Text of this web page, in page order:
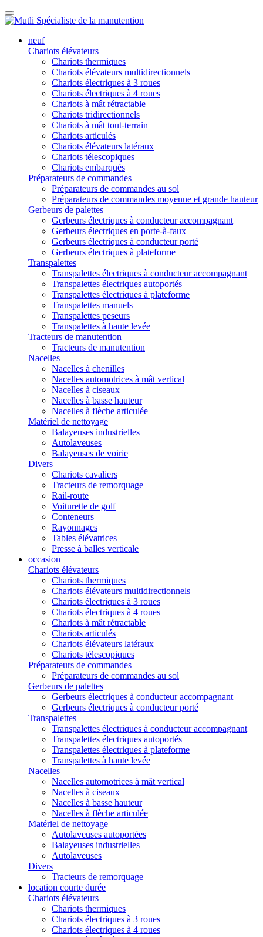
neuf
Chariots élévateurs
Chariots thermiques
Chariots élévateurs multidirectionnels
Chariots électriques à 3 roues
Chariots électriques à 4 roues
Chariots à mât rétractable
Chariots tridirectionnels
Chariots à mât tout-terrain
Chariots articulés
Chariots élévateurs latéraux
Chariots télescopiques
Chariots embarqués
Préparateurs de commandes
Préparateurs de commandes au sol
Préparateurs de commandes moyenne et grande hauteur
Gerbeurs de palettes
Gerbeurs électriques à conducteur accompagnant
Gerbeurs électriques en porte-à-faux
Gerbeurs électriques à conducteur porté
Gerbeurs électriques à plateforme
Transpalettes
Transpalettes électriques à conducteur accompagnant
Transpalettes électriques autoportés
Transpalettes électriques à plateforme
Transpalettes manuels
Transpalettes peseurs
Transpalettes à haute levée
Tracteurs de manutention
Tracteurs de manutention
Nacelles
Nacelles à chenilles
Nacelles automotrices à mât vertical
Nacelles à ciseaux
Nacelles à basse hauteur
Nacelles à flèche articulée
Matériel de nettoyage
Balayeuses industrielles
Autolaveuses
Balayeuses de voirie
Divers
Chariots cavaliers
Tracteurs de remorquage
Rail-route
Voiturette de golf
Conteneurs
Rayonnages
Tables élévatrices
Presse à balles verticale
occasion
Chariots élévateurs
Chariots thermiques
Chariots élévateurs multidirectionnels
Chariots électriques à 3 roues
Chariots électriques à 4 roues
Chariots à mât rétractable
Chariots articulés
Chariots élévateurs latéraux
Chariots télescopiques
Préparateurs de commandes
Préparateurs de commandes au sol
Gerbeurs de palettes
Gerbeurs électriques à conducteur accompagnant
Gerbeurs électriques à conducteur porté
Transpalettes
Transpalettes électriques à conducteur accompagnant
Transpalettes électriques autoportés
Transpalettes électriques à plateforme
Transpalettes à haute levée
Nacelles
Nacelles automotrices à mât vertical
Nacelles à ciseaux
Nacelles à basse hauteur
Nacelles à flèche articulée
Matériel de nettoyage
Autolaveuses autoportées
Balayeuses industrielles
Autolaveuses
Divers
Tracteurs de remorquage
location courte durée
Chariots élévateurs
Chariots thermiques
Chariots électriques à 3 roues
Chariots électriques à 4 roues